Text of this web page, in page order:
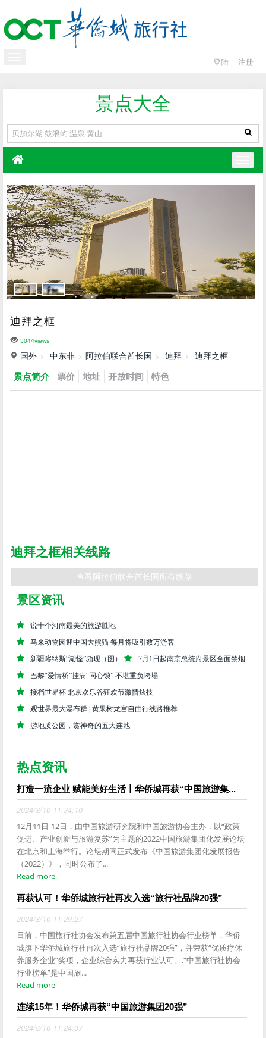
登陆 注册
景点大全
迪拜之框
5044views
国外 中东非 阿拉伯联合酋长国 迪拜 迪拜之框
景点简介 票价 地址 开放时间 特色
迪拜之框相关线路
查看阿拉伯联合酋长国所有线路
景区资讯
说十个河南最美的旅游胜地
马来动物园迎中国大熊猫 每月将吸引数万游客
新疆喀纳斯“湖怪”频现（图）
7月1日起南京总统府景区全面禁烟
巴黎“爱情桥”挂满“同心锁” 不堪重负垮塌
接档世界杯 北京欢乐谷狂欢节激情炫技
观世界最大瀑布群 | 黄果树龙宫自由行线路推荐
游地质公园，赏神奇的五大连池
热点资讯
打造一流企业 赋能美好生活丨华侨城再获“中国旅游集...
2024/8/10 11:34:10
12月11日-12日，由中国旅游研究院和中国旅游协会主办，以“政策
促进、产业创新与旅游复苏”为主题的2022中国旅游集团化发展论坛
在北京和上海举行。论坛期间正式发布《中国旅游集团化发展报告
（2022）》，同时公布了...
Read more
再获认可！华侨城旅行社再次入选“旅行社品牌20强”
2024/8/10 11:29:27
日前，中国旅行社协会发布第五届中国旅行社协会行业榜单，华侨
城旗下华侨城旅行社再次入选“旅行社品牌20强”，并荣获“优质疗休
养服务企业”奖项，企业综合实力再获行业认可。.“中国旅行社协会
行业榜单”是中国旅...
Read more
连续15年！华侨城再获“中国旅游集团20强”
2024/8/10 11:24:37